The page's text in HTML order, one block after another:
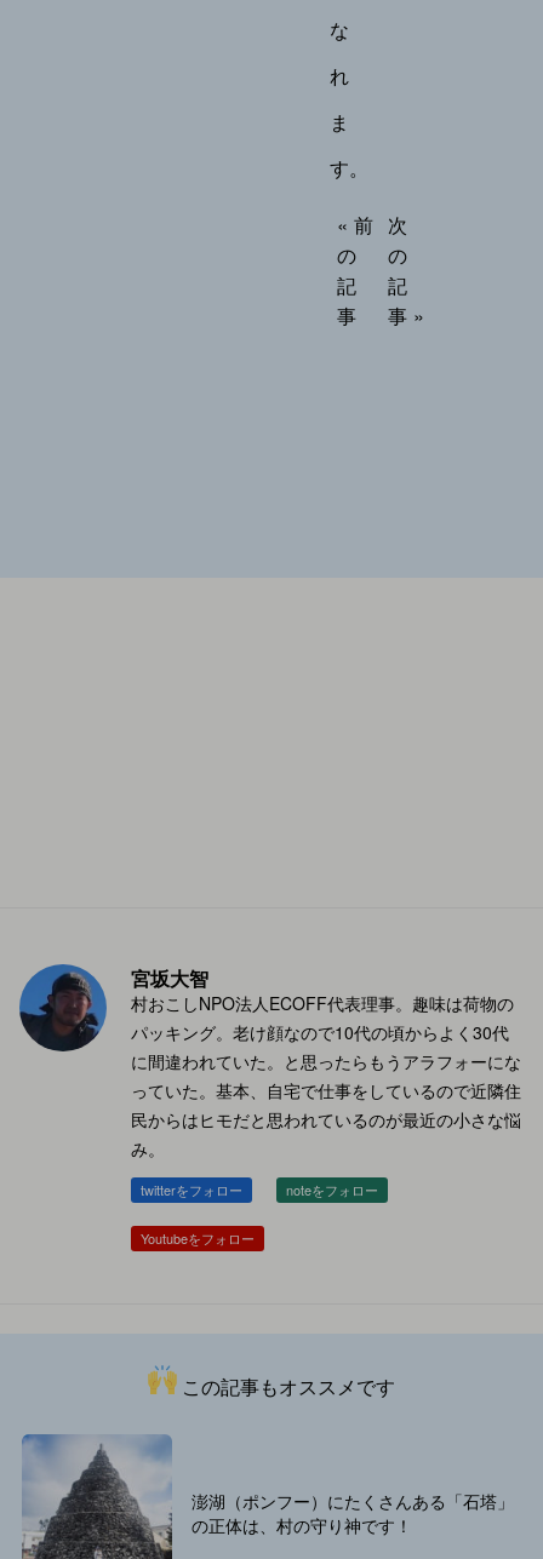
な
れ
ま
す。
« 前
の
記
事
次
の
記
事 »
宮坂大智
村おこしNPO法人ECOFF代表理事。趣味は荷物の
パッキング。老け顔なので10代の頃からよく30代
に間違われていた。と思ったらもうアラフォーにな
っていた。基本、自宅で仕事をしているので近隣住
民からはヒモだと思われているのが最近の小さな悩
み。
twitterをフォロー noteをフォロー
Youtubeをフォロー
この記事もオススメです
澎湖（ポンフー）にたくさんある「石塔」
の正体は、村の守り神です！